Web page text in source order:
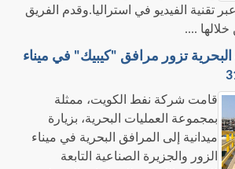
تقنية الفيديو في استراليا.وقدم الفريق
....
تزور مرافق "كيبيك" في ميناء
قامت شركة نفط الكويت، ممثلة
بمجموعة العمليات البحرية، بزيارة
ميدانية إلى المرافق البحرية في ميناء
الزور والجزيرة الصناعية التابعة